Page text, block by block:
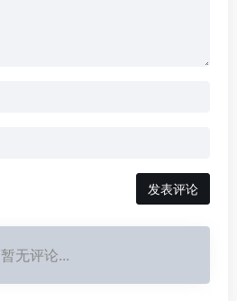
发表评论
暂无评论...